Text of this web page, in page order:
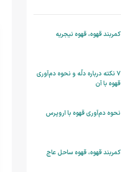
کمربند قهوه، قهوه نیجریه
۷ نکته درباره دلّه و نحوه دم‌آوری
قهوه با آن
نحوه دم‌آوری قهوه با اروپرس
کمربند قهوه، قهوه ساحل عاج